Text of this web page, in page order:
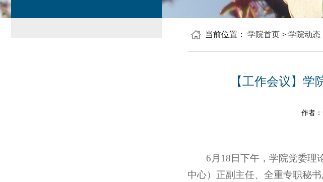
当前位置： 学院首页 > 学院动态
【工作会议】
作者
6月18日下午，学院党委理
中心）正副主任、全重专职秘